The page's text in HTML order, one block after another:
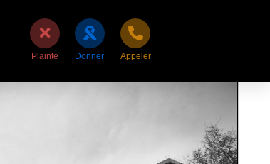
Plainte
Donner Appeler